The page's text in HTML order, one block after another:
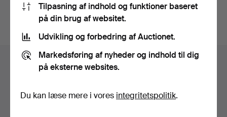
Sidefodsnavigation
Hjælp og kontaktoplysninger
Alle auktionshuse
Tilpasning af indhold og funktioner baseret
på din brug af websitet.
Udvikling og forbedring af Auctionet.
Markedsføring af nyheder og indhold til dig
på eksterne websites.
Du kan læse mere i vores integritetspolitik.